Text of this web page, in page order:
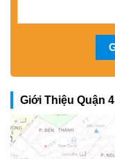
Giới Thiệu Quận 4